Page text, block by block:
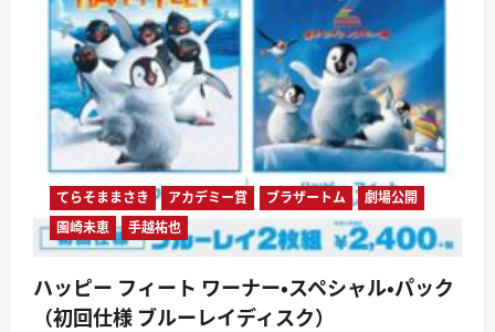
てらそままさき アカデミー賞 ブラザートム
劇場公開
園崎未恵
手越祐也
ハッピー フィート ワーナー・スペシャル・パック
（初回仕様 ブルーレイディスク）